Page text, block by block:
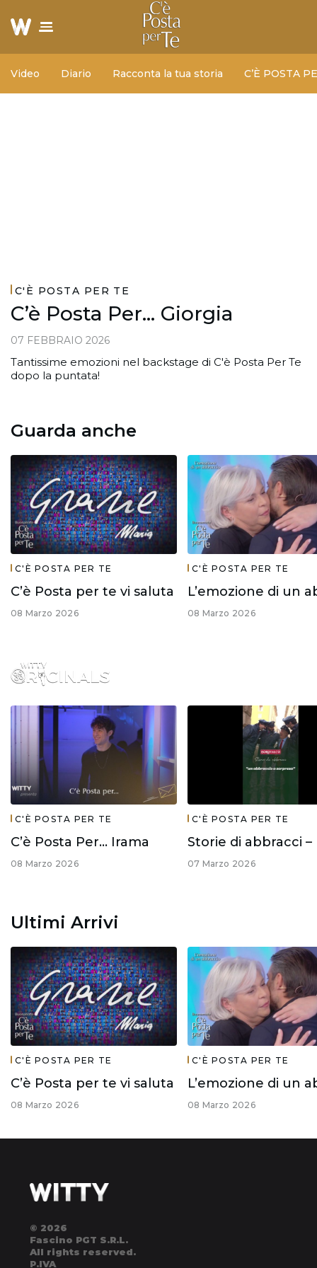
Video Diario Racconta la tua storia C’È POSTA
C'È POSTA PER TE
C’è Posta Per… Giorgia
07 FEBBRAIO 2026
Tantissime emozioni nel backstage di C'è Posta Per Te
dopo la puntata!
Guarda anche
C'È POSTA PER TE
C’è Posta per te vi saluta
08 Marzo 2026
C'È POSTA PER TE
08 Marzo 2026
C'È POSTA PER TE
C’è Posta Per… Irama
08 Marzo 2026
C'È POSTA PER TE
07 Marzo 2026
Ultimi Arrivi
C'È POSTA PER TE
C’è Posta per te vi saluta
08 Marzo 2026
C'È POSTA PER TE
08 Marzo 2026
© 2026
Fascino PGT S.R.L.
All rights reserved.
P.IVA